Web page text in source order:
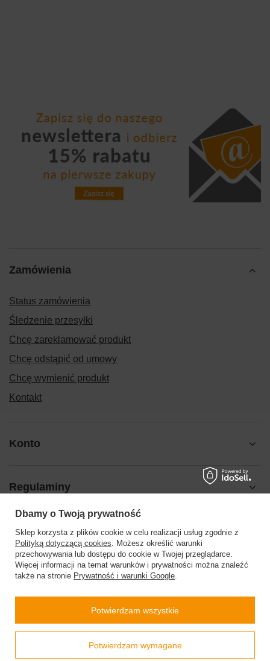
Zamówienia
Status zamówienia
Śledzenie przesyłki
Chcę zareklamować produkt
Chcę odstąpić od umowy
Chcę wymienić produkt
Kontakt
Konto
Regulaminy
Pomoc
504199123 sklep@barberinis.pl
,32-087Bibice
W sklepie prezentujemy ceny brutto (z VAT).
Dbamy o Twoją prywatność
Sklep korzysta z plików cookie w celu realizacji usług zgodnie z
Polityką dotyczącą cookies. Możesz określić warunki
przechowywania lub dostępu do cookie w Twojej przeglądarce.
Więcej informacji na temat warunków i prywatności można znaleźć
także na stronie Prywatność i warunki Google.
Potwierdzam wymagane
Potwierdzam wszystkie